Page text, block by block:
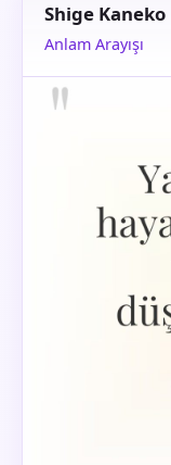
Shige Kaneko
Anlam Arayışı